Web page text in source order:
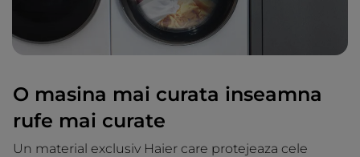
O masina mai curata inseamna
rufe mai curate
Un material exclusiv Haier care protejeaza cele